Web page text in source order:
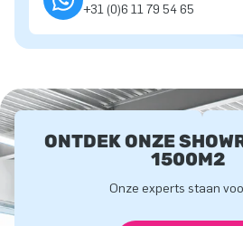
+31 (0)6 11 79 54 65
ONTDEK ONZE
1500M2
Onze experts staan